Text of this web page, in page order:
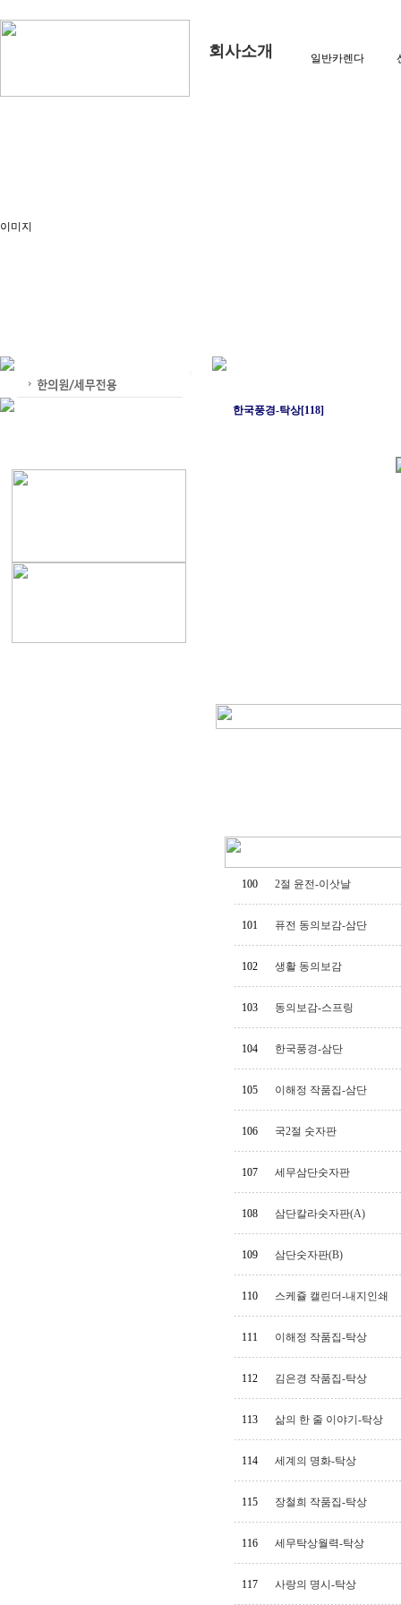
회사소개 일반카렌다
이미지
한국풍경-탁상[118]
100 2절 윤전-이삿날
101 퓨전 동의보감-삼단
102 생활 동의보감
103 동의보감-스프링
104 한국풍경-삼단
105 이해정 작품집-삼단
106 국2절 숫자판
107 세무삼단숫자판
108 삼단칼라숫자판(A)
109 삼단숫자판(B)
110 스케쥴 캘린더-내지인쇄
111 이해정 작품집-탁상
112 김은경 작품집-탁상
113 삶의 한 줄 이야기-탁상
114 세계의 명화-탁상
115 장철희 작품집-탁상
116 세무탁상월력-탁상
117 사랑의 명시-탁상